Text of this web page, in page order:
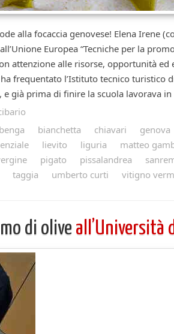
alla focaccia genovese! Elena Irene
Europea “Tecniche per la
attenzione alle risorse, opportunità ed
frequentato l’Istituto tecnico turistico
e già prima di finire la scuola lavorava in
bianchetta chiavari genova
lievito liguria matteo
pigato pissalandrea
taggia umberto curti vitigno
di olive all’Università